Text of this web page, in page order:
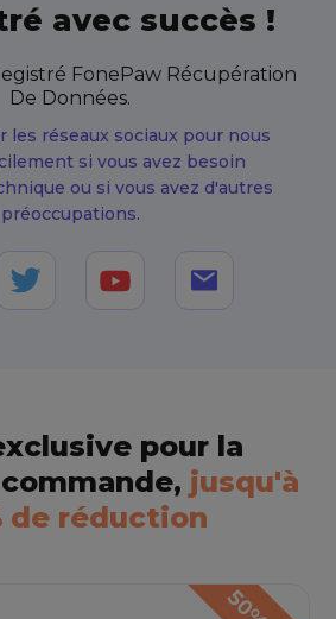
avec succès !
FonePaw Récupération
De Données.
les réseaux sociaux pour nous
si vous avez besoin
ou si vous avez d'autres
préoccupations.
pour la
jusqu'à
de réduction